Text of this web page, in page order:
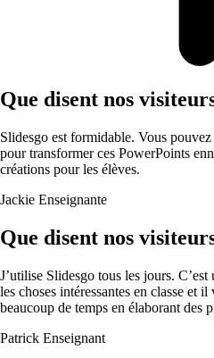
Que disent nos
Slidesgo est formidable. Vous
pour transformer ces PowerPoints
créations pour les élèves.
Jackie Enseignante
Que disent nos
J’utilise Slidesgo tous les jours.
les choses intéressantes en classe et
beaucoup de temps en élaborant des
Patrick Enseignant